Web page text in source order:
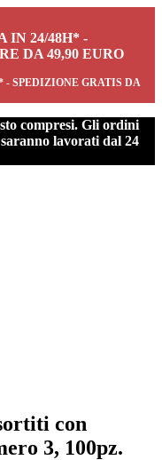
IN 24/48H* -
DA 49,90 EURO
- SPEDIZIONE GRATIS DA
compresi. Gli ordini
lavorati dal 24
con
3, 100pz.